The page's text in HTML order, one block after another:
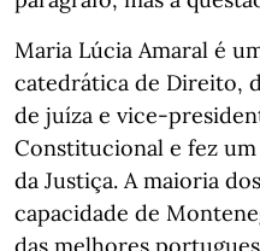
Maria Lúcia Amaral é
catedrática de Direito,
de juíza e vice-
Constitucional e fez
da Justiça. A maioria
capacidade de